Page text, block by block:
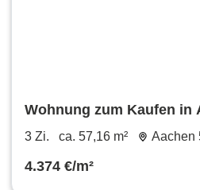
Wohnung zum Kaufen in
57.16 m²
3 Zi. ca. 57,16 m² Aachen
4.374 €/m²